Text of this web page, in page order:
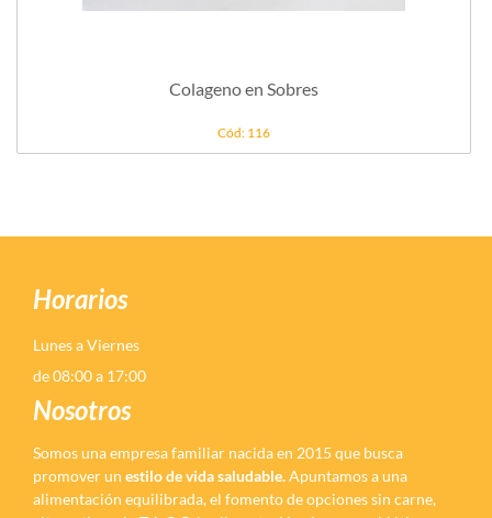
Colageno en Sobres
Cód: 116
Horarios
Lunes a Viernes
de 08:00 a 17:00
Nosotros
Somos una empresa familiar nacida en 2015 que busca
promover un estilo de vida saludable.Apuntamos a una
alimentación equilibrada, el fomento de opciones sin carne,